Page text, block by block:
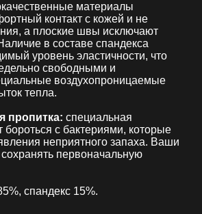
материалы
контакт с кожей и не
а плоские швы исключают
в составе спандекса
уровень эластичности, что
свободными и
воздухопроницаемые
тепла.
пропитка: специальная
бороться с бактериями, которые
неприятного запаха. Ваши
первоначальную
спандекс 15%.